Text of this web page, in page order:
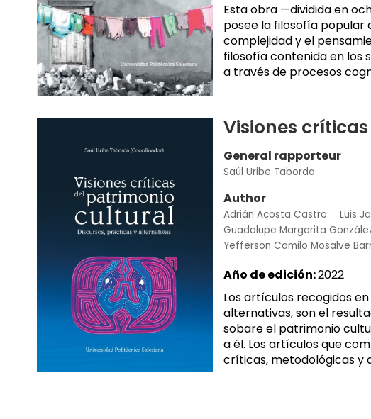
Esta obra —dividida en
posee la filosofía popular
complejidad y el
filosofía contenida en los
a través de procesos
Visiones
General rapporteur
Saúl Uribe Taborda
Author
Adrián Acosta Castro Luis
Guadalupe Margarita
Yefferson Camilo Mosalve
Año de edición:2022
Los artículos recogidos
alternativas, son el
sobare el patrimonio
a él. Los artículos que
críticas, metodológicas y